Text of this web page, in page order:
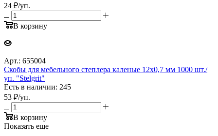
24 ₽/уп.
В корзину
Арт.: 655004
Cкобы для мебельного степлера каленые 12x0,7 мм 1000 шт./
уп. "Stelgrit"
Есть в наличии: 245
53 ₽/уп.
В корзину
Показать еще